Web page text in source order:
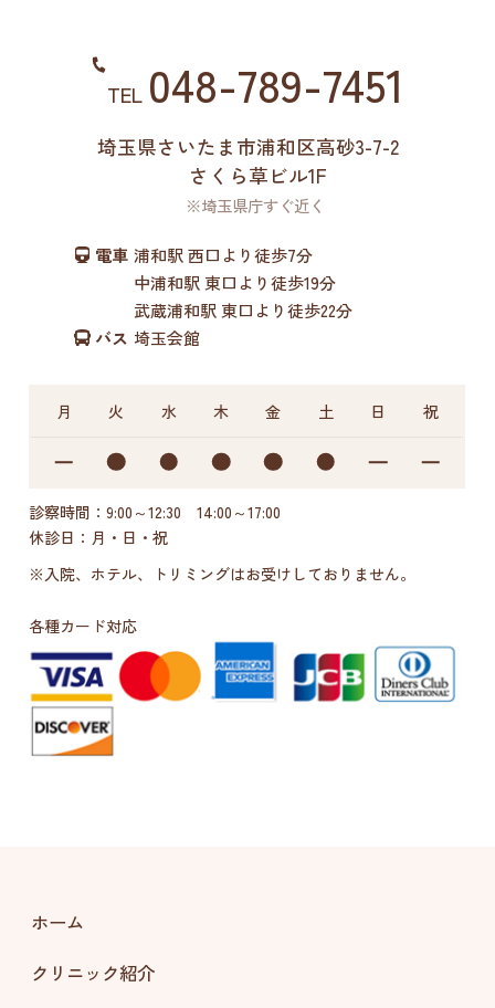
TEL 048-789-7451
埼玉県さいたま市浦和区高砂3-7-2
さくら草ビル1F
※埼玉県庁すぐ近く
電車 浦和駅 西口より徒歩7分
中浦和駅 東口より徒歩19分
武蔵浦和駅 東口より徒歩22分
バス 埼玉会館
月 火 水 木 金 土 日 祝
診察時間：9:00～12:30 14:00～17:00
休診日：月・日・祝
※入院、ホテル、トリミングはお受けしておりません。
各種カード対応
ホーム
クリニック紹介